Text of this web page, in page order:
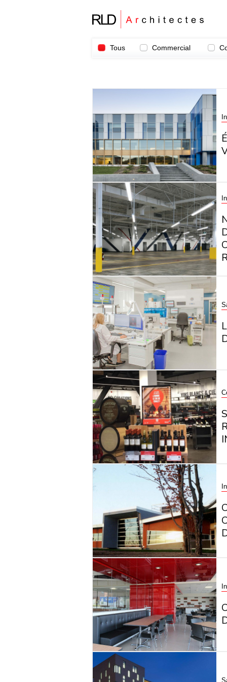
Tous Commercial